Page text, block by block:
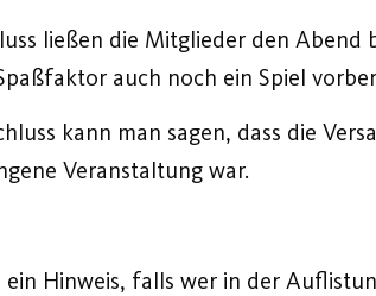
ließen die Mitglieder den
auch noch ein Spiel
kann man sagen, dass die
Veranstaltung war.
ein Hinweis, falls wer in der